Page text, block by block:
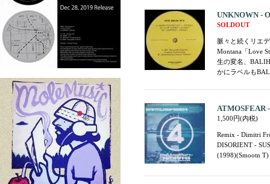
UNKNOWN -
SOLDOUT
脈々と続くリエ
Montana「Love
生の変名、
かにラベルも
ATMOSFEAR
1,500円(内税)
Remix - Dimitri
DISORIENT -
(1998)(Smootn T)